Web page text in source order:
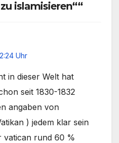
islamisieren““
Uhr
in dieser Welt hat
seit 1830-1832
angaben von
) jedem klar sein
vatican rund 60 %